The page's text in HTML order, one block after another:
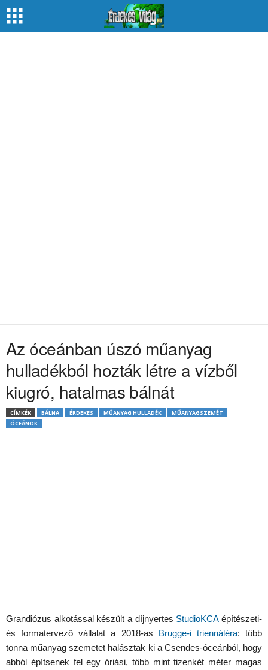
Az óceánban úszó műanyag
hulladékból hozták létre a vízből
kiugró, hatalmas bálnát
CÍMKÉK BÁLNA ÉRDEKES MŰANYAG HULLADÉK
MŰANYAGSZEMÉT
ÓCEÁNOK
Grandiózus alkotással készült a díjnyertes StudioKCAépítészeti-
és formatervező vállalat a 2018-as Brugge-i triennáléra: több
tonna műanyag szemetet halásztak ki a Csendes-óceánból, hogy
abból építsenek fel egy óriási, több mint tizenkét méter magas